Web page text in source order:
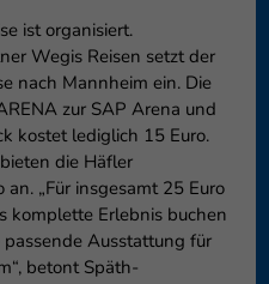
ist organisiert.
Wegis Reisen setzt der
nach Mannheim ein. Die
zur SAP Arena und
kostet lediglich 15 Euro.
die Häfler
„Für insgesamt 25 Euro
komplette Erlebnis buchen
Ausstattung für
betont Späth-